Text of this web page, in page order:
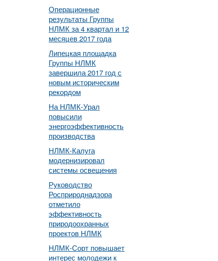
Операционные
результаты Группы
НЛМК за 4 квартал и 12
месяцев 2017 года
Липецкая площадка
Группы НЛМК
завершила 2017 год с
новым историческим
рекордом
На НЛМК-Урал
повысили
энергоэффективность
производства
НЛМК-Калуга
модернизировал
системы освещения
Руководство
Росприроднадзора
отметило
эффективность
природоохранных
проектов НЛМК
НЛМК-Сорт повышает
интерес молодежи к